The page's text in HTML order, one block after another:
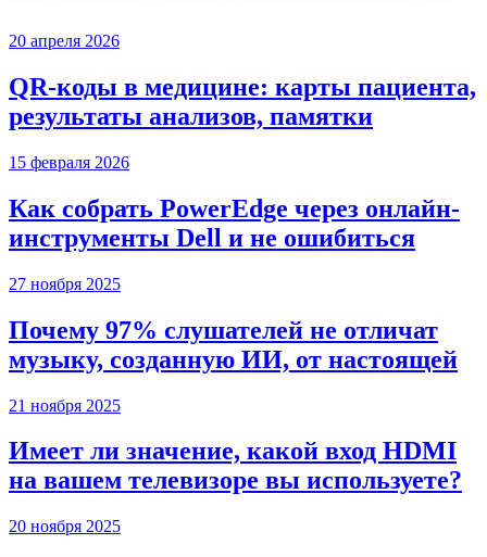
20 апреля 2026
QR-коды в медицине: карты пациента,
результаты анализов, памятки
15 февраля 2026
Как собрать PowerEdge через онлайн-
инструменты Dell и не ошибиться
27 ноября 2025
Почему 97% слушателей не отличат
музыку, созданную ИИ, от настоящей
21 ноября 2025
Имеет ли значение, какой вход HDMI
на вашем телевизоре вы используете?
20 ноября 2025